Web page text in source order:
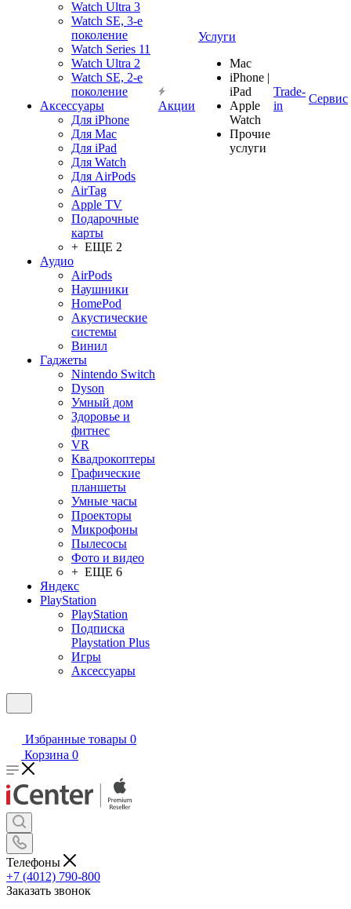
Watch Ultra 3
Watch SE, 3-е
поколение
Watch Series 11
Watch Ultra 2
Watch SE, 2-е
поколение
Аксессуары
Для iPhone
Для Mac
Для iPad
Для Watch
Для AirPods
AirTag
Apple TV
Подарочные
карты
+ ЕЩЕ 2
Аудио
AirPods
Наушники
HomePod
Акустические
системы
Винил
Гаджеты
Nintendo Switch
Dyson
Умный дом
Здоровье и
фитнес
VR
Квадрокоптеры
Графические
планшеты
Умные часы
Проекторы
Микрофоны
Пылесосы
Фото и видео
+ ЕЩЕ 6
Яндекс
PlayStation
PlayStation
Подписка
Playstation Plus
Игры
Аксессуары
Акции
Услуги
Mac
iPhone |
iPad
Apple
Watch
Прочие
услуги
Trade-
in
Сервис
Избранные товары 0
Корзина 0
Телефоны
+7 (4012) 790-800
Заказать звонок